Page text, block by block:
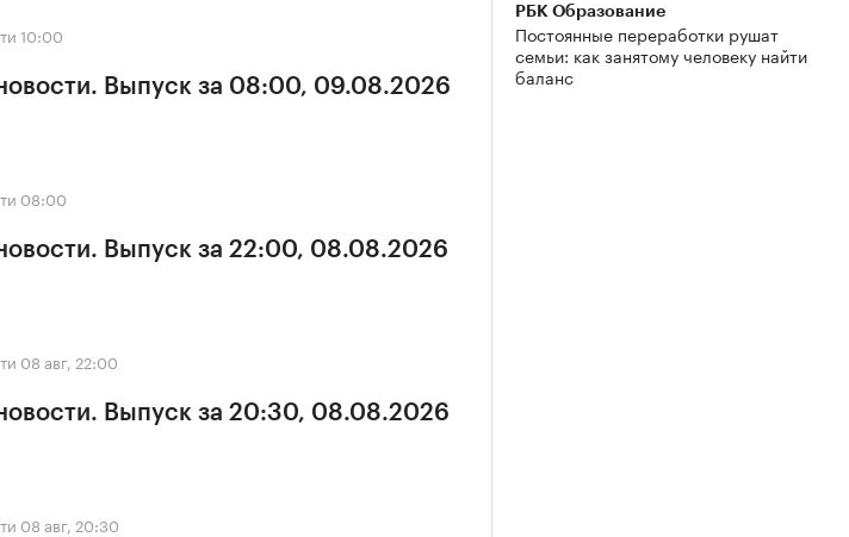
10:00
новости. Выпуск за 08:00, 09.08.2026
08:00
новости. Выпуск за 22:00, 08.08.2026
08 авг, 22:00
Выпуск за 20:30, 08.08.2026
08 авг, 20:30
РБК Образование
Постоянные переработки рушат
семьи: как занятому человеку найти
баланс